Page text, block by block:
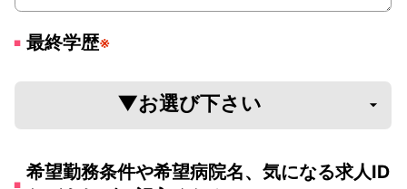
最終学歴※
希望勤務条件や希望病院名、気になる求人ID